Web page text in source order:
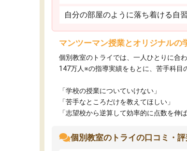
自分の部屋のように落ち着ける自
マンツーマン授業とオリジナルの
個別教室のトライでは、一人ひとりに合
147万人※の指導実績をもとに、苦手科目
「学校の授業についていけない」​
「苦手なところだけを教えてほしい」​
「志望校から逆算して効率的に点数を伸ば
個別教室のトライの口コミ・評